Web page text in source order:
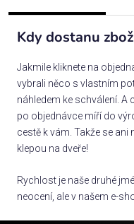
Kdy dostanu
Jakmile kliknete na
vybrali něco s vlastním
náhledem ke schválení. A
po objednávce míří do
cestě k vám. Takže se
klepou na dveře!
Rychlost je naše druhé
neocení, ale v našem e-